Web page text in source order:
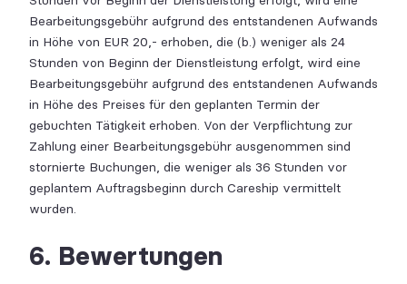
Bearbeitungsgebühr aufgrund des entstandenen Aufwands
in Höhe von EUR 20,- erhoben, die (b.) weniger als 24
Stunden von Beginn der Dienstleistung erfolgt, wird eine
Bearbeitungsgebühr aufgrund des entstandenen Aufwands
in Höhe des Preises für den geplanten Termin der
gebuchten Tätigkeit erhoben. Von der Verpflichtung zur
Zahlung einer Bearbeitungsgebühr ausgenommen sind
stornierte Buchungen, die weniger als 36 Stunden vor
geplantem Auftragsbeginn durch Careship vermittelt
wurden.
6. Bewertungen